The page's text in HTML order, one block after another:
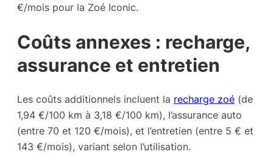
€/mois pour la Zoé Iconic.
Coûts annexes : recharge,
assurance et entretien
Les coûts additionnels incluent la recharge zoé (de
1,94 €/100 km à 3,18 €/100 km), l’assurance auto
(entre 70 et 120 €/mois), et l’entretien (entre 5 € et
143 €/mois), variant selon l’utilisation.